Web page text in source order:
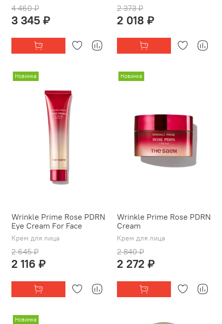
4 460 ₽
3 345 ₽
2 373 ₽
2 018 ₽
Новинка
Wrinkle Prime Rose PDRN
Eye Cream For Face
Крем для лица
2 645 ₽
2 116 ₽
Новинка
Wrinkle Prime Rose PDRN
Cream
Крем для лица
2 840 ₽
2 272 ₽
Новинка